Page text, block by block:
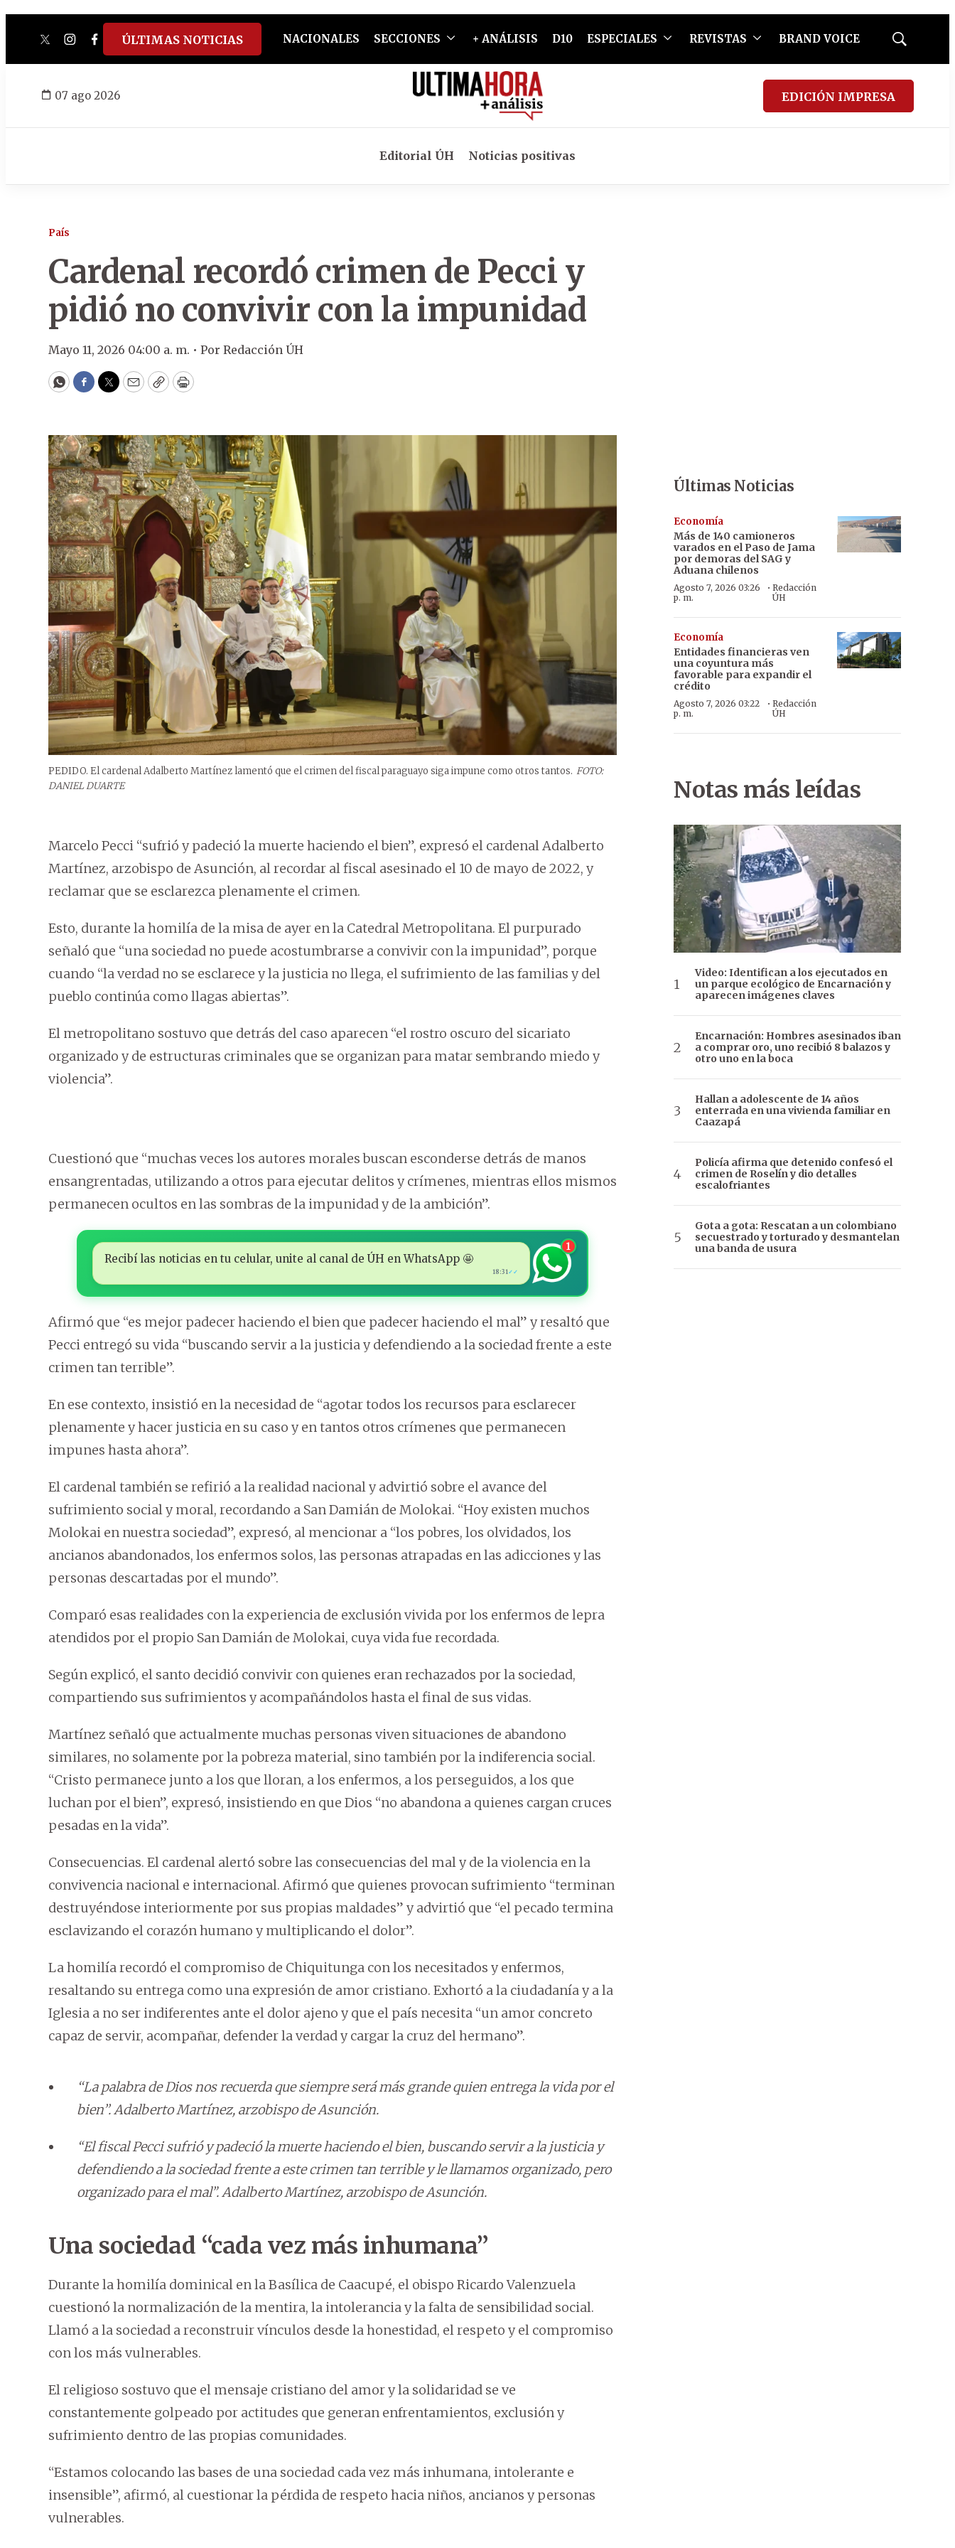
twitterinstagram
facebook
tiktokyoutube
spotify
ÚLTIMAS NOTICIAS NACIONALES SECCIONES + ANÁLISIS D10 ESPECIALES REVISTAS BRAND VOICE
Mostrar
07 ago 2026 EDICIÓN IMPRESA
Editorial ÚH Noticias positivas
País
Cardenal recordó crimen de Pecci y
pidió no convivir con la impunidad
Mayo 11, 2026 04:00 a. m. • Por Redacción ÚH
WhatsApp
Facebook
Twitter
EmailCopyPrint
PEDIDO. El cardenal Adalberto Martínez lamentó que el crimen del fiscal paraguayo siga impune como otros tantos. FOTO:
DANIEL DUARTE
Marcelo Pecci “sufrió y padeció la muerte haciendo el bien”, expresó el cardenal Adalberto
Martínez, arzobispo de Asunción, al recordar al fiscal asesinado el 10 de mayo de 2022, y
reclamar que se esclarezca plenamente el crimen.
Esto, durante la homilía de la misa de ayer en la Catedral Metropolitana. El purpurado
señaló que “una sociedad no puede acostumbrarse a convivir con la impunidad”, porque
cuando “la verdad no se esclarece y la justicia no llega, el sufrimiento de las familias y del
pueblo continúa como llagas abiertas”.
El metropolitano sostuvo que detrás del caso aparecen “el rostro oscuro del sicariato
organizado y de estructuras criminales que se organizan para matar sembrando miedo y
violencia”.
Cuestionó que “muchas veces los autores morales buscan esconderse detrás de manos
ensangrentadas, utilizando a otros para ejecutar delitos y crímenes, mientras ellos mismos
permanecen ocultos en las sombras de la impunidad y de la ambición”.
Recibí las noticias en tu celular, unite al canal de ÚH en WhatsApp 🤩
18:31✓✓
1
Afirmó que “es mejor padecer haciendo el bien que padecer haciendo el mal” y resaltó que
Pecci entregó su vida “buscando servir a la justicia y defendiendo a la sociedad frente a este
crimen tan terrible”.
En ese contexto, insistió en la necesidad de “agotar todos los recursos para esclarecer
plenamente y hacer justicia en su caso y en tantos otros crímenes que permanecen
impunes hasta ahora”.
El cardenal también se refirió a la realidad nacional y advirtió sobre el avance del
sufrimiento social y moral, recordando a San Damián de Molokai. “Hoy existen muchos
Molokai en nuestra sociedad”, expresó, al mencionar a “los pobres, los olvidados, los
ancianos abandonados, los enfermos solos, las personas atrapadas en las adicciones y las
personas descartadas por el mundo”.
Comparó esas realidades con la experiencia de exclusión vivida por los enfermos de lepra
atendidos por el propio San Damián de Molokai, cuya vida fue recordada.
Según explicó, el santo decidió convivir con quienes eran rechazados por la sociedad,
compartiendo sus sufrimientos y acompañándolos hasta el final de sus vidas.
Martínez señaló que actualmente muchas personas viven situaciones de abandono
similares, no solamente por la pobreza material, sino también por la indiferencia social.
“Cristo permanece junto a los que lloran, a los enfermos, a los perseguidos, a los que
luchan por el bien”, expresó, insistiendo en que Dios “no abandona a quienes cargan cruces
pesadas en la vida”.
Consecuencias. El cardenal alertó sobre las consecuencias del mal y de la violencia en la
convivencia nacional e internacional. Afirmó que quienes provocan sufrimiento “terminan
destruyéndose interiormente por sus propias maldades” y advirtió que “el pecado termina
esclavizando el corazón humano y multiplicando el dolor”.
La homilía recordó el compromiso de Chiquitunga con los necesitados y enfermos,
resaltando su entrega como una expresión de amor cristiano. Exhortó a la ciudadanía y a la
Iglesia a no ser indiferentes ante el dolor ajeno y que el país necesita “un amor concreto
capaz de servir, acompañar, defender la verdad y cargar la cruz del hermano”.
‘‘La palabra de Dios nos recuerda que siempre será más grande quien entrega la vida por el
bien’’. Adalberto Martínez, arzobispo de Asunción.
“El fiscal Pecci sufrió y padeció la muerte haciendo el bien, buscando servir a la justicia y
defendiendo a la sociedad frente a este crimen tan terrible y le llamamos organizado, pero
organizado para el mal”. Adalberto Martínez, arzobispo de Asunción.
Una sociedad “cada vez más inhumana”
Durante la homilía dominical en la Basílica de Caacupé, el obispo Ricardo Valenzuela
cuestionó la normalización de la mentira, la intolerancia y la falta de sensibilidad social.
Llamó a la sociedad a reconstruir vínculos desde la honestidad, el respeto y el compromiso
con los más vulnerables.
El religioso sostuvo que el mensaje cristiano del amor y la solidaridad se ve
constantemente golpeado por actitudes que generan enfrentamientos, exclusión y
sufrimiento dentro de las propias comunidades.
“Estamos colocando las bases de una sociedad cada vez más inhumana, intolerante e
insensible”, afirmó, al cuestionar la pérdida de respeto hacia niños, ancianos y personas
vulnerables.
Últimas Noticias
Economía
Más de 140 camioneros
varados en el Paso de Jama
por demoras del SAG y
Aduana chilenos
Agosto 7, 2026 03:26
p. m.
·Redacción
ÚH
Economía
Entidades financieras ven
una coyuntura más
favorable para expandir el
crédito
Agosto 7, 2026 03:22
p. m.
· Redacción
ÚH
Notas más leídas
Video: Identifican a los ejecutados en
un parque ecológico de Encarnación y
aparecen imágenes claves
Encarnación: Hombres asesinados iban
a comprar oro, uno recibió 8 balazos y
otro uno en la boca
Hallan a adolescente de 14 años
enterrada en una vivienda familiar en
Caazapá
Policía afirma que detenido confesó el
crimen de Roselín y dio detalles
escalofriantes
Gota a gota: Rescatan a un colombiano
secuestrado y torturado y desmantelan
una banda de usura